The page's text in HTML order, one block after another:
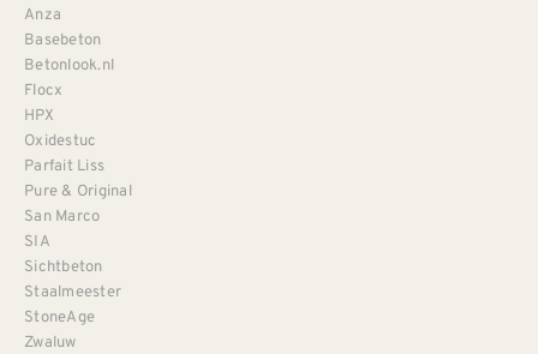
Anza
Basebeton
Betonlook.nl
Flocx
HPX
Oxidestuc
Parfait Liss
Pure & Original
San Marco
SIA
Sichtbeton
Staalmeester
StoneAge
Zwaluw